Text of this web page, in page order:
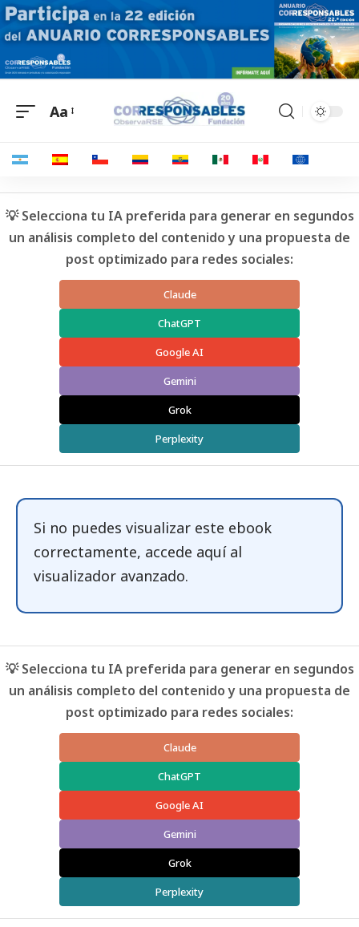
Aa
💡 Selecciona tu IA preferida para generar en segundos
un análisis completo del contenido y una propuesta de
post optimizado para redes sociales:
Claude
ChatGPT
Google AI
Gemini
Grok
Perplexity
Si no puedes visualizar este ebook
correctamente, accede aquíal
visualizador avanzado.
💡 Selecciona tu IA preferida para generar en segundos
un análisis completo del contenido y una propuesta de
post optimizado para redes sociales:
Claude
ChatGPT
Google AI
Gemini
Grok
Perplexity